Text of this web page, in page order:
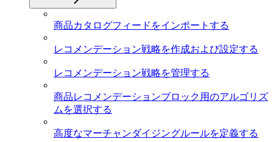
商品カタログフィードをインポートする
レコメンデーション戦略を作成および設定する
レコメンデーション戦略を管理する
商品レコメンデーションブロック用のアルゴリズ
ムを選択する
高度なマーチャンダイジングルールを定義する